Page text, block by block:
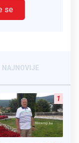
se
NAJNOVIJE
1